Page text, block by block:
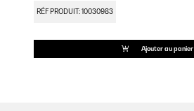
RÉF PRODUIT: 10030983
Ajouter au panier